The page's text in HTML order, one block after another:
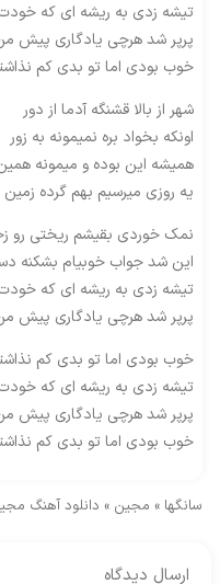
تیشه زدی به ریشه ای که
پرپر شد هرچی یادگاری پیش
خوب بودی اما تو بدی کم
شهر از بالا قشنگه آدما از دور
اونکه بخواد بره نمیمونه به زور
همیشه این بوده و میمونه
یه روزی میرسیم بهم گرده زمین
نمک خوردی بقیشم ریختی رو
این شد جواب خوبیام بشکنه
تیشه زدی به ریشه ای که
پرپر شد هرچی یادگاری پیش
خوب بودی اما تو بدی کم
تیشه زدی به ریشه ای که
پرپر شد هرچی یادگاری پیش
خوب بودی اما تو بدی کم
سانگها » مجین » دانلود آهنگ
ارسال دیدگاه